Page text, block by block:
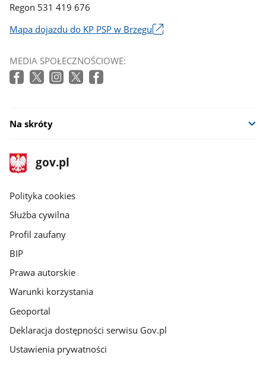
Regon 531 419 676
Mapa dojazdu do KP PSP w Brzegu
się
w
MEDIA SPOŁECZNOŚCIOWE:
Na skróty
stopka
gov.pl
Strona
gov.pl
gov.pl
Polityka cookies
Służba cywilna
Profil zaufany
BIP
Prawa autorskie
Warunki korzystania
Geoportal
Deklaracja dostępności serwisu Gov.pl
Ustawienia prywatności